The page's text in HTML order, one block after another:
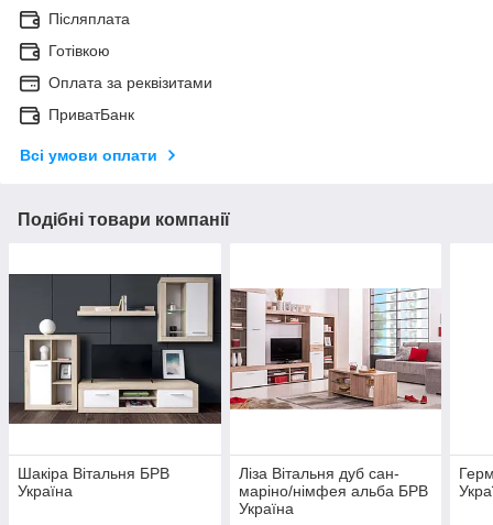
Післяплата
Готівкою
Оплата за реквізитами
ПриватБанк
Всі умови оплати
Подібні товари компанії
Шакіра Вітальня БРВ
Україна
Ліза Вітальня дуб сан-
маріно/німфея альба БРВ
Україна